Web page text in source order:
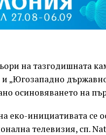
на тазгодишната
„Югозападно
осиновяването на
еко-инициативата се
телевизия, сп.